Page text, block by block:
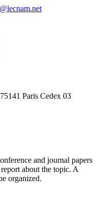
Paris Cedex 03
and journal papers
about the topic. A
organized.